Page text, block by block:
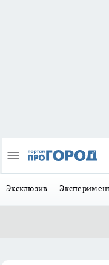
Эксклюзив